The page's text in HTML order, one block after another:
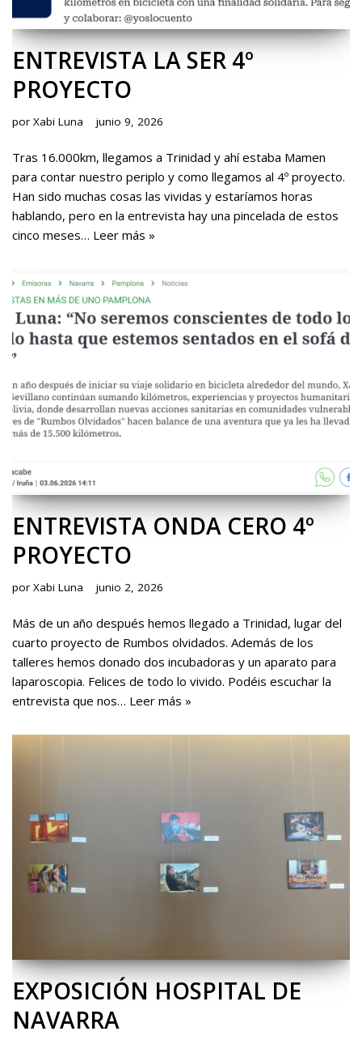
ENTREVISTA LA SER 4º
PROYECTO
por Xabi Luna junio 9, 2026
Tras 16.000km, llegamos a Trinidad y ahí estaba Mamen
para contar nuestro periplo y como llegamos al 4º proyecto.
Han sido muchas cosas las vividas y estaríamos horas
hablando, pero en la entrevista hay una pincelada de estos
cinco meses… Leer más »
ENTREVISTA ONDA CERO 4º
PROYECTO
por Xabi Luna junio 2, 2026
Más de un año después hemos llegado a Trinidad, lugar del
cuarto proyecto de Rumbos olvidados. Además de los
talleres hemos donado dos incubadoras y un aparato para
laparoscopia. Felices de todo lo vivido. Podéis escuchar la
entrevista que nos… Leer más »
EXPOSICIÓN HOSPITAL DE
NAVARRA